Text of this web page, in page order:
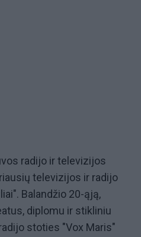
radijo ir televizijos
televizijos ir radijo
Balandžio 20-ąją,
diplomu ir stikliniu
stoties "Vox Maris"